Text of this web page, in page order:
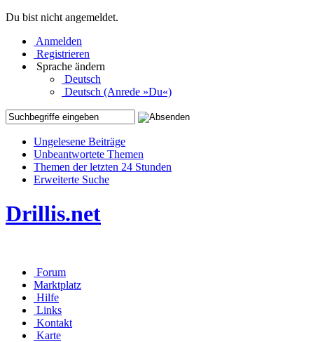
Du bist nicht angemeldet.
Anmelden
Registrieren
Sprache ändern
Deutsch
Deutsch (Anrede »Du«)
Ungelesene Beiträge
Unbeantwortete Themen
Themen der letzten 24 Stunden
Erweiterte Suche
Drillis.net
Forum
Marktplatz
Hilfe
Links
Kontakt
Karte